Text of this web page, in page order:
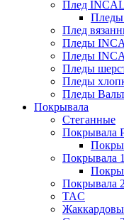
Плед
Плед
Пледы
Пледы
Пледы
Пледы
Пледы
Покрывала
Стеганные
Покрывала
Покрывала
Покрывала
TAC